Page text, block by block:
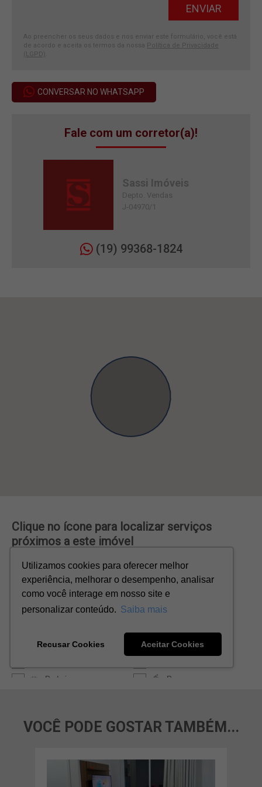
Ao preencher os seus dados e nos enviar este formulário, você está
de acordo e aceita os termos da nossa Política de Privacidade
(LGPD)
CONVERSAR NO WHATSAPP
Fale com um corretor(a)!
Sassi Imóveis
Depto. Vendas
J-04970/1
(19) 99368-1824
VOCÊ PODE GOSTAR TAMBÉM...